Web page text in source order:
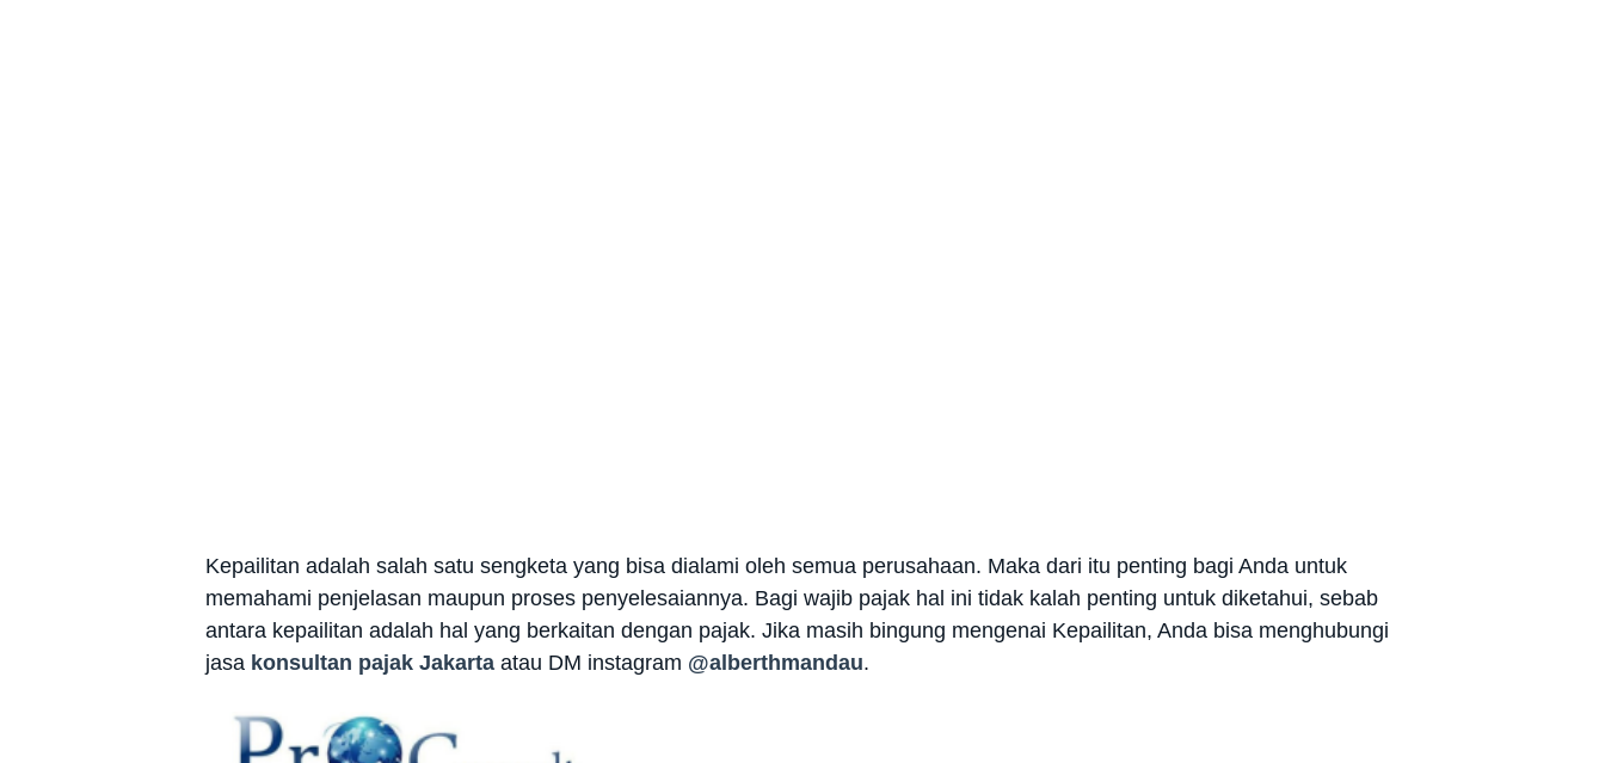
Kepailitan adalah salah satu sengketa yang bisa dialami oleh semua perusahaan. Maka dari itu penting bagi Anda untuk
memahami penjelasan maupun proses penyelesaiannya. Bagi wajib pajak hal ini tidak kalah penting untuk diketahui, sebab
antara kepailitan adalah hal yang berkaitan dengan pajak. Jika masih bingung mengenai Kepailitan, Anda bisa menghubungi
jasa konsultan pajak Jakarta atau DM instagram @alberthmandau.